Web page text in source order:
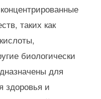
таких как
биологически
для
здоровья и